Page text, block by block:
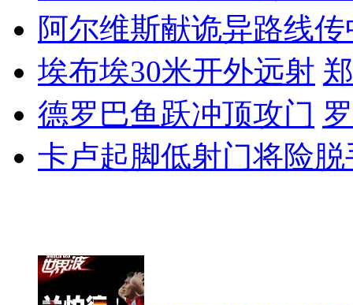
阿尔维斯献诡异路线
埃布埃30米开外远射
德罗巴鱼跃冲顶攻门
卡卢起脚低射门将险脱